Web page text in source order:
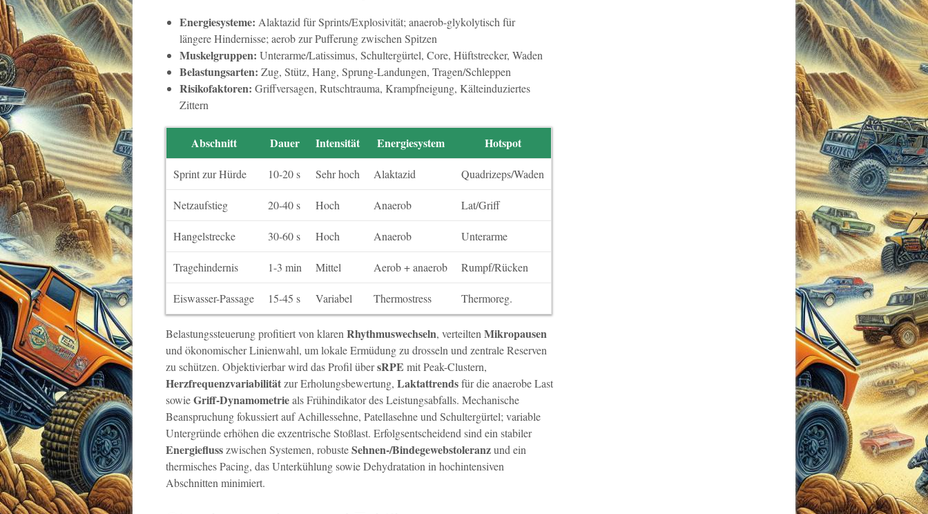
Energiesysteme: Alaktazid für Sprints/Explosivität; anaerob-glykolytisch für
längere Hindernisse; aerob zur Pufferung zwischen Spitzen
Muskelgruppen: Unterarme/Latissimus, Schultergürtel, Core, Hüftstrecker, Waden
Belastungsarten: Zug, Stütz, Hang, Sprung-Landungen, Tragen/Schleppen
Risikofaktoren: Griffversagen, Rutschtrauma, Krampfneigung, Kälteinduziertes
Zittern
Abschnitt Dauer Intensität Energiesystem Hotspot
Sprint zur Hürde 10-20 s Sehr hoch Alaktazid Quadrizeps/Waden
Netzaufstieg 20-40 s Hoch Anaerob Lat/Griff
Hangelstrecke 30-60 s Hoch Anaerob Unterarme
Tragehindernis 1-3 min Mittel Aerob + anaerob Rumpf/Rücken
Eiswasser-Passage 15-45 s Variabel Thermostress Thermoreg.
Belastungssteuerung profitiert von klarenRhythmuswechseln, verteiltenMikropausen
und ökonomischer Linienwahl, um lokale Ermüdung zu drosseln und zentrale Reserven
zu schützen. Objektivierbar wird das Profil übersRPE mit Peak-Clustern,
Herzfrequenzvariabilitätzur Erholungsbewertung, Laktattrendsfür die anaerobe Last
sowieGriff-Dynamometrieals Frühindikator des Leistungsabfalls. Mechanische
Beanspruchung fokussiert auf Achillessehne, Patellasehne und Schultergürtel; variable
Untergründe erhöhen die exzentrische Stoßlast. Erfolgsentscheidend sind ein stabiler
Energieflusszwischen Systemen, robusteSehnen-/Bindegewebstoleranzund ein
thermisches Pacing, das Unterkühlung sowie Dehydratation in hochintensiven
Abschnitten minimiert.